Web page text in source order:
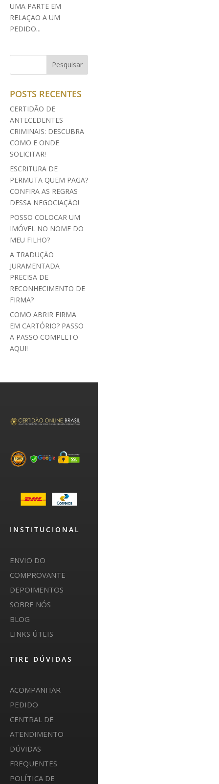
UMA PARTE EM
RELAÇÃO A UM
PEDIDO...
POSTS RECENTES
CERTIDÃO DE
ANTECEDENTES
CRIMINAIS: DESCUBRA
COMO E ONDE
SOLICITAR!
ESCRITURA DE
PERMUTA QUEM PAGA?
CONFIRA AS REGRAS
DESSA NEGOCIAÇÃO!
POSSO COLOCAR UM
IMÓVEL NO NOME DO
MEU FILHO?
A TRADUÇÃO
JURAMENTADA
PRECISA DE
RECONHECIMENTO DE
FIRMA?
COMO ABRIR FIRMA
EM CARTÓRIO? PASSO
A PASSO COMPLETO
AQUI!
INSTITUCIONAL
ENVIO DO
COMPROVANTE
DEPOIMENTOS
SOBRE NÓS
BLOG
LINKS ÚTEIS
TIRE DÚVIDAS
ACOMPANHAR
PEDIDO
CENTRAL DE
ATENDIMENTO
DÚVIDAS
FREQUENTES
POLÍTICA DE